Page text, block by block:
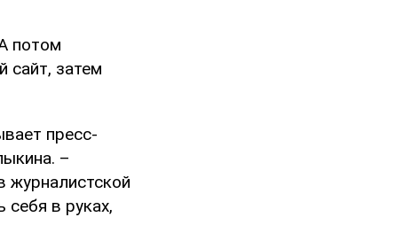
потом
сайт, затем
пресс-
–
журналистской
в руках,